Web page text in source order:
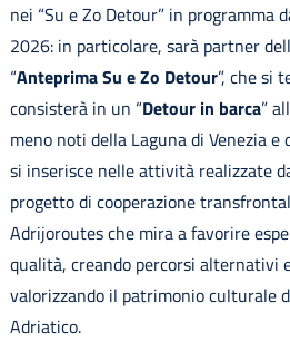
nei “Su e Zo Detour” in programma
2026: in particolare, sarà partner
“Anteprima Su e Zo Detour”, che si
consisterà in un “Detour in barca”
meno noti della Laguna di Venezia e
si inserisce nelle attività realizzate
progetto di cooperazione
Adrijoroutes che mira a favorire
qualità, creando percorsi alternativi
valorizzando il patrimonio culturale
Adriatico.